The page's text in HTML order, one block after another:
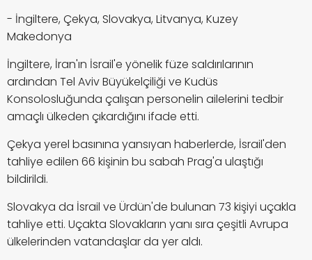
- İngiltere, Çekya, Slovakya, Litvanya, Kuzey
Makedonya
İngiltere, İran'ın İsrail'e yönelik füze saldırılarının
ardından Tel Aviv Büyükelçiliği ve Kudüs
Konsolosluğunda çalışan personelin ailelerini tedbir
amaçlı ülkeden çıkardığını ifade etti.
Çekya yerel basınına yansıyan haberlerde, İsrail'den
tahliye edilen 66 kişinin bu sabah Prag'a ulaştığı
bildirildi.
Slovakya da İsrail ve Ürdün'de bulunan 73 kişiyi uçakla
tahliye etti. Uçakta Slovakların yanı sıra çeşitli Avrupa
ülkelerinden vatandaşlar da yer aldı.